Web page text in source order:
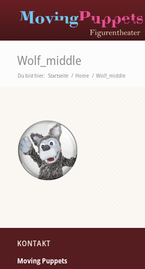
Wolf_middle
Du bist hier: Startseite / Home / Wolf_middle
KONTAKT
Moving Puppets